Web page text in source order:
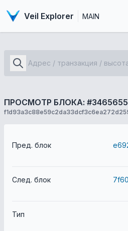
Veil Explorer MAIN
ПРОСМОТР БЛОКА: #3465655
Пред. блок
След. блок
Тип